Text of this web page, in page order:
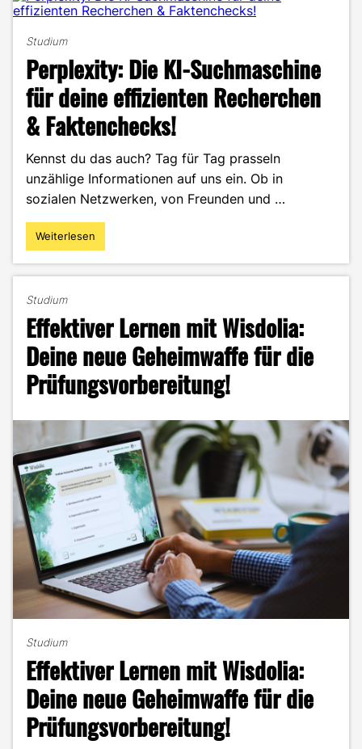
und
Studium
Perplexity: Die KI-Suchmaschine
für deine effizienten Recherchen
& Faktenchecks!
Kennst du das auch? Tag für Tag prasseln
unzählige Informationen auf uns ein. Ob in
sozialen Netzwerken, von Freunden und …
"Perplexity:
Die
für
deine
effizienten
Recherchen
&
Faktenchecks!"
Weiterlesen
Studium
Effektiver Lernen mit Wisdolia:
Deine neue Geheimwaffe für die
Prüfungsvorbereitung!
Studium
Effektiver Lernen mit Wisdolia:
Deine neue Geheimwaffe für die
Prüfungsvorbereitung!